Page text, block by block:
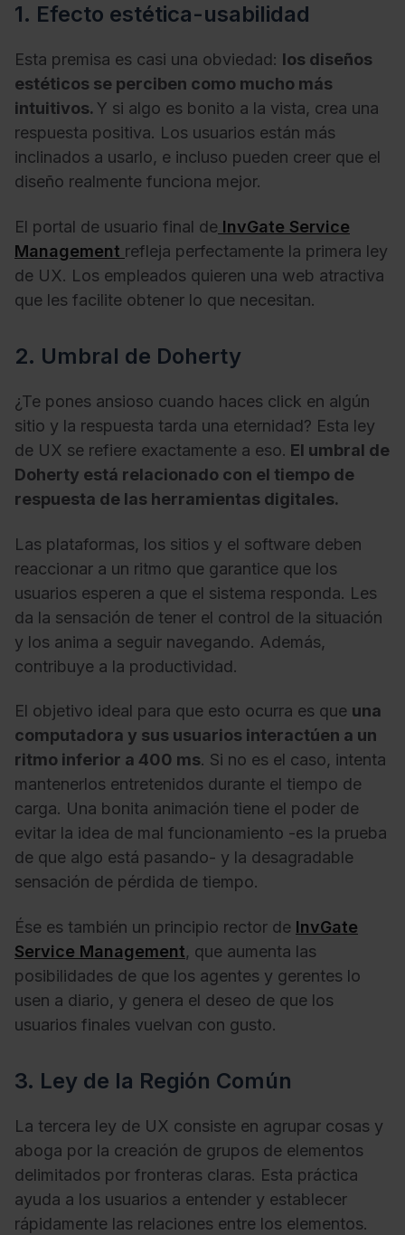
1. Efecto estética-usabilidad
Esta premisa es casi una obviedad: los diseños
estéticos se perciben como mucho más
intuitivos. Y si algo es bonito a la vista, crea una
respuesta positiva. Los usuarios están más
inclinados a usarlo, e incluso pueden creer que el
diseño realmente funciona mejor.
El portal de usuario final de InvGate Service
Management refleja perfectamente la primera ley
de UX. Los empleados quieren una web atractiva
que les facilite obtener lo que necesitan.
2. Umbral de Doherty
¿Te pones ansioso cuando haces click en algún
sitio y la respuesta tarda una eternidad? Esta ley
de UX se refiere exactamente a eso. El umbral de
Doherty está relacionado con el tiempo de
respuesta de las herramientas digitales.
Las plataformas, los sitios y el software deben
reaccionar a un ritmo que garantice que los
usuarios esperen a que el sistema responda. Les
da la sensación de tener el control de la situación
y los anima a seguir navegando. Además,
contribuye a la productividad.
El objetivo ideal para que esto ocurra es que una
computadora y sus usuarios interactúen a un
ritmo inferior a 400 ms. Si no es el caso, intenta
mantenerlos entretenidos durante el tiempo de
carga. Una bonita animación tiene el poder de
evitar la idea de mal funcionamiento -es la prueba
de que algo está pasando- y la desagradable
sensación de pérdida de tiempo.
Ése es también un principio rector de InvGate
Service Management, que aumenta las
posibilidades de que los agentes y gerentes lo
usen a diario, y genera el deseo de que los
usuarios finales vuelvan con gusto.
3. Ley de la Región Común
La tercera ley de UX consiste en agrupar cosas y
aboga por la creación de grupos de elementos
delimitados por fronteras claras. Esta práctica
ayuda a los usuarios a entender y establecer
rápidamente las relaciones entre los elementos.